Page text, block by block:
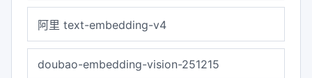
阿里 text-embedding-v4
doubao-embedding-vision-251215